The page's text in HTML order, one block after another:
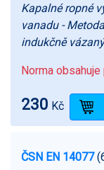
Kapalné ropné
vanadu -
indukčně
Norma
230 Kč
ČSN EN 14077